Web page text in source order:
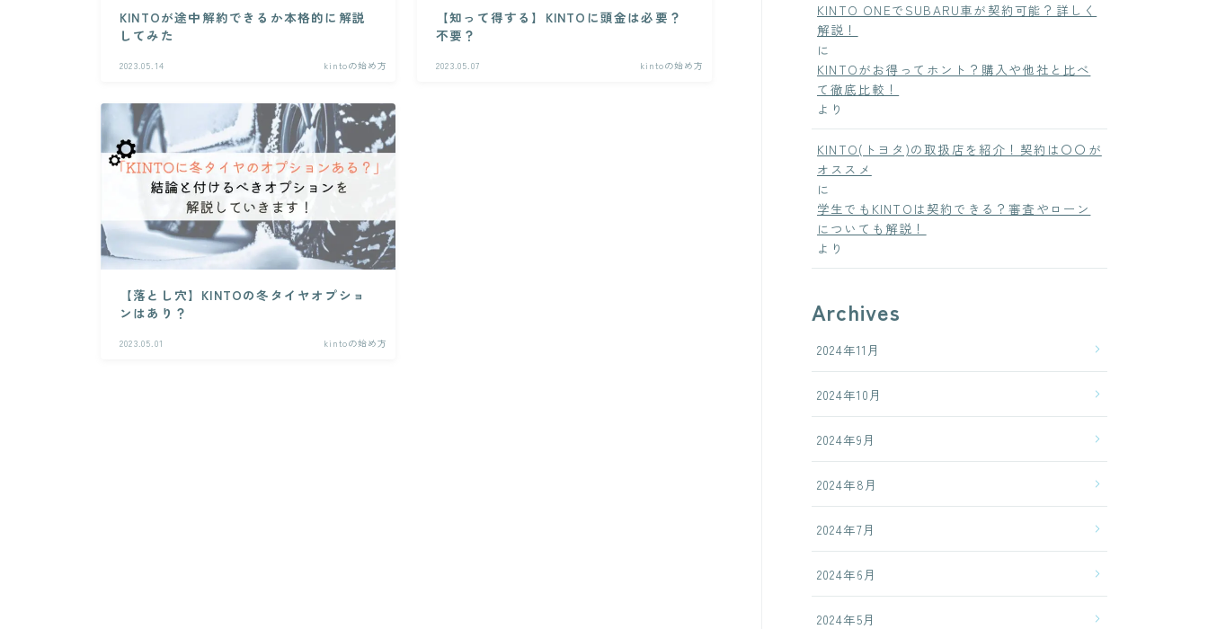
KINTOが途中解約できるか本格的に解説
してみた
2023.05.14 kintoの始め方
【知って得する】KINTOに頭金は必要？
不要？
2023.05.07 kintoの始め方
【落とし穴】KINTOの冬タイヤオプショ
ンはあり？
2023.05.01 kintoの始め方
KINTO ONEでSUBARU車が契約可能？詳しく
解説！
に
KINTOがお得ってホント？購入や他社と比べ
て徹底比較！
より
KINTO(トヨタ)の取扱店を紹介！契約は〇〇が
オススメ
に
学生でもKINTOは契約できる？審査やローン
についても解説！
より
Archives
2024年11月
2024年10月
2024年9月
2024年8月
2024年7月
2024年6月
2024年5月